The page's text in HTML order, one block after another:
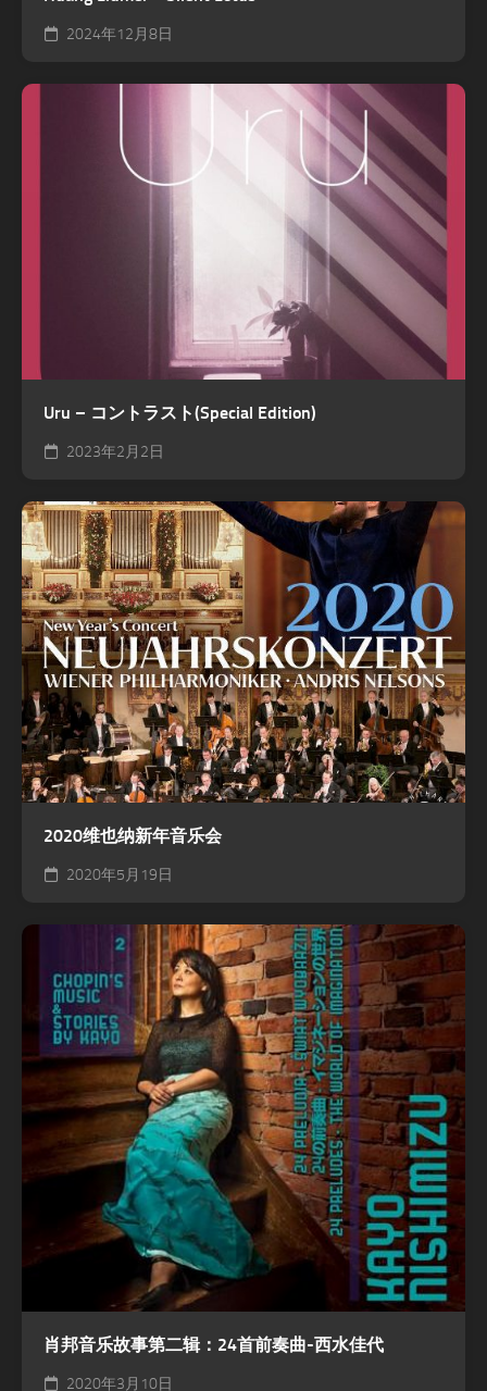
2024年12月8日
Uru – コントラスト(Special Edition)
2023年2月2日
2020维也纳新年音乐会
2020年5月19日
肖邦音乐故事第二辑：24首前奏曲-西水佳代
2020年3月10日